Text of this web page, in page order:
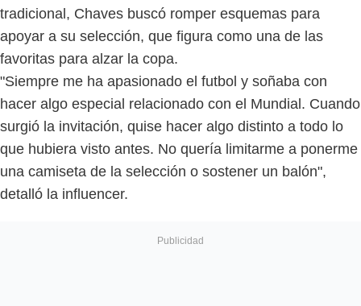
tradicional, Chaves buscó romper esquemas para
apoyar a su selección, que figura como una de las
favoritas para alzar la copa.
"Siempre me ha apasionado el futbol y soñaba con
hacer algo especial relacionado con el Mundial. Cuando
surgió la invitación, quise hacer algo distinto a todo lo
que hubiera visto antes. No quería limitarme a ponerme
una camiseta de la selección o sostener un balón",
detalló la influencer.